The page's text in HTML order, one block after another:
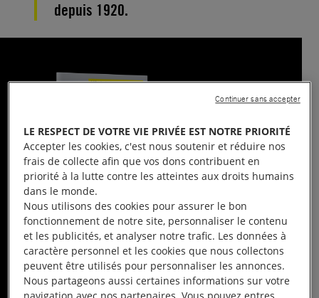
depuis 1920.
Grand Entretien deLa Chroniquede mai 2025
# 462
LE RESPECT DE VOTRE VIE PRIVÉE EST NOTRE PRIORITÉ
Accepter les cookies, c'est nous soutenir et réduire nos
frais de collecte afin que vos dons contribuent en
priorité à la lutte contre les atteintes aux droits humains
dans le monde.
Nous utilisons des cookies pour assurer le bon
fonctionnement de notre site, personnaliser le contenu
et les publicités, et analyser notre trafic. Les données à
caractère personnel et les cookies que nous collectons
peuvent être utilisés pour personnaliser les annonces.
Nous partageons aussi certaines informations sur votre
Continuer sans accepter